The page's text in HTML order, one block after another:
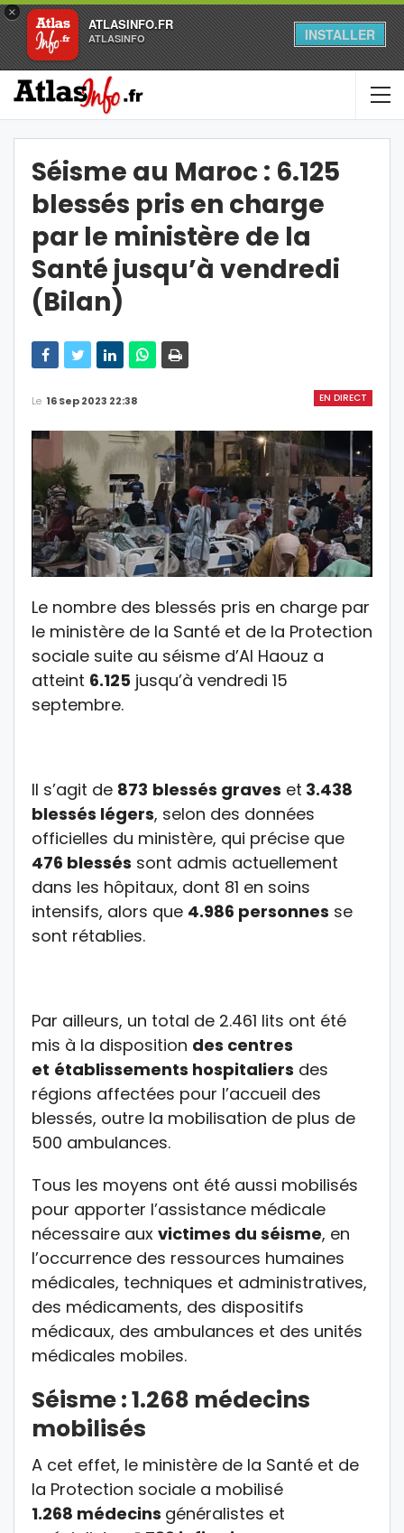
×
ATLASINFO.FR
ATLASINFO INSTALLER
Séisme au Maroc : 6.125
blessés pris en charge
par le ministère de la
Santé jusqu’à vendredi
(Bilan)
EN DIRECT
Le 16 Sep 2023 22:38
Le nombre des blessés pris en charge par
le ministère de la Santé et de la Protection
sociale suite au séisme d’Al Haouz a
atteint 6.125 jusqu’à vendredi 15
septembre.
Il s’agit de 873 blessés graves et 3.438
blessés légers, selon des données
officielles du ministère, qui précise que
476 blessés sont admis actuellement
dans les hôpitaux, dont 81 en soins
intensifs, alors que 4.986 personnes se
sont rétablies.
Par ailleurs, un total de 2.461 lits ont été
mis à la disposition des centres
et établissements hospitaliers des
régions affectées pour l’accueil des
blessés, outre la mobilisation de plus de
500 ambulances.
Tous les moyens ont été aussi mobilisés
pour apporter l’assistance médicale
nécessaire aux victimes du séisme, en
l’occurrence des ressources humaines
médicales, techniques et administratives,
des médicaments, des dispositifs
médicaux, des ambulances et des unités
médicales mobiles.
Séisme : 1.268 médecins
mobilisés
A cet effet, le ministère de la Santé et de
la Protection sociale a mobilisé
1.268 médecins généralistes et